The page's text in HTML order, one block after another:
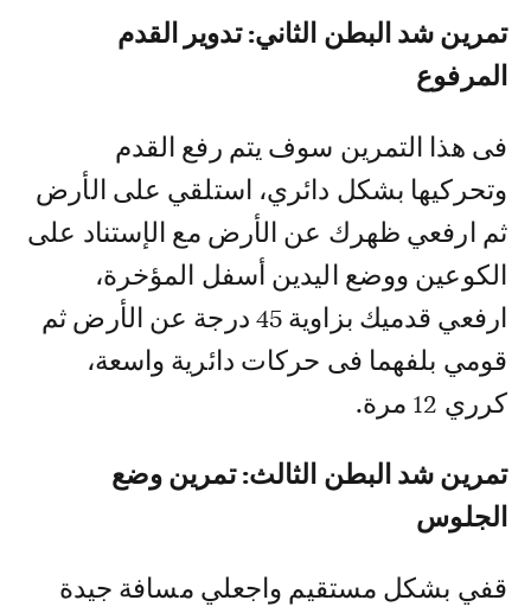
تمرين شد البطن الثاني: تدوير القدم
المرفوع
فى هذا التمرين سوف يتم رفع القدم
وتحركيها بشكل دائري، استلقي على الأرض
ثم ارفعي ظهرك عن الأرض مع الإستناد على
الكوعين ووضع اليدين أسفل المؤخرة،
ارفعي قدميك بزاوية 45 درجة عن الأرض ثم
قومي بلفهما فى حركات دائرية واسعة،
كرري 12 مرة.
تمرين شد البطن الثالث: تمرين وضع
الجلوس
قفي بشكل مستقيم واجعلي مسافة جيدة